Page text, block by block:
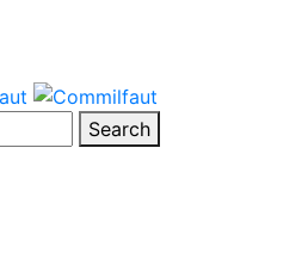
Search